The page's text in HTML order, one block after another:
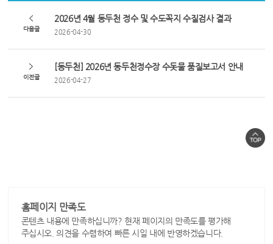
다음글
2026년 4월 동두천 정수 및 수도꼭지 수질검사 결과
2026-04-30
이전글
[동두천] 2026년 동두천정수장 수돗물 품질보고서 안내
2026-04-27
홈페이지 만족도
콘텐츠 내용에 만족하십니까? 현재 페이지의 만족도를 평가해
주십시오. 의견을 수렴하여 빠른 시일 내에 반영하겠습니다.